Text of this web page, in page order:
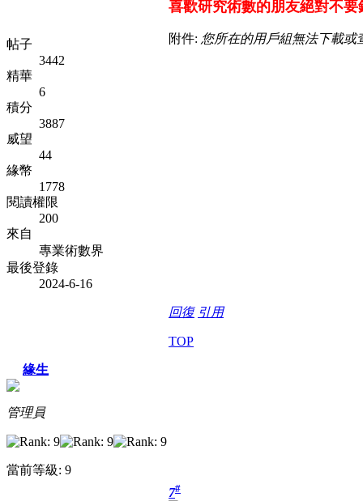
帖子
3442
精華
6
積分
3887
威望
44
緣幣
1778
閱讀權限
200
來自
專業術數界
最後登錄
2024-6-16
喜歡研究術數的朋友絕對不要
附件: 您所在的用戶組無法下載或
回復 引用
TOP
緣生
管理員
當前等級: 9
7#